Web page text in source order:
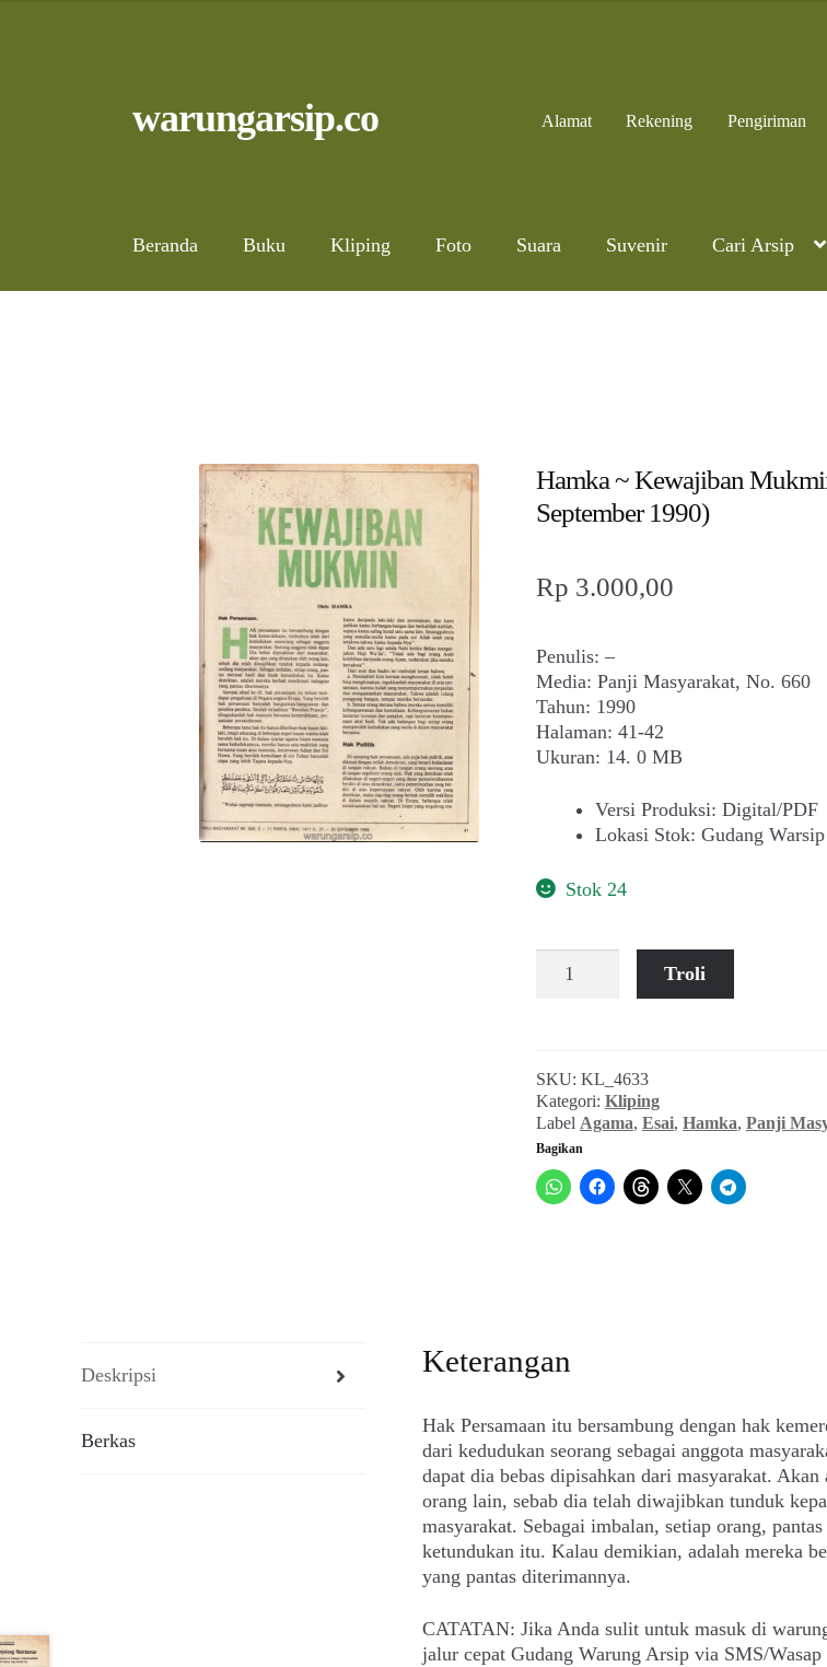
to
to
warungarsip.co Alamat Rekening Pengiriman
Beranda Buku Kliping Foto Suara Suvenir Cari Arsip
Hamka ~ Kewajiban
September 1990)
Rp 3.000,00
Penulis: –
Media: Panji Masyarakat, No. 660
Tahun: 1990
Halaman: 41-42
Ukuran: 14. 0 MB
Versi Produksi: Digital/PDF
Lokasi Stok: Gudang Warsip
Stok 24
Hamka
(Panji
Masyarakat,
September
1990)
Troli
SKU: KL_4633
Kategori: Kliping
Label Agama, Esai, Hamka, Panji
Bagikan
Deskripsi
Berkas
Keterangan
Hak Persamaan itu bersambung dengan hak
dari kedudukan seorang sebagai anggota
dapat dia bebas dipisahkan dari masyarakat. Akan
orang lain, sebab dia telah diwajibkan tunduk
masyarakat. Sebagai imbalan, setiap orang,
ketundukan itu. Kalau demikian, adalah mereka
yang pantas diterimannya.
CATATAN: Jika Anda sulit untuk masuk di
jalur cepat Gudang Warung Arsip via SMS/